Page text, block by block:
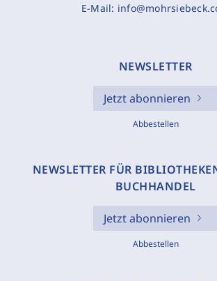
E-Mail:
NEWSLETTER
Jetzt abonnieren
Abbestellen
NEWSLETTER FÜR
BUCHHANDEL
Jetzt abonnieren
Abbestellen